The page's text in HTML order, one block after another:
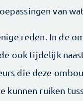
van
reden. In de
ook tijdelijk
die deze
kunnen ruiken